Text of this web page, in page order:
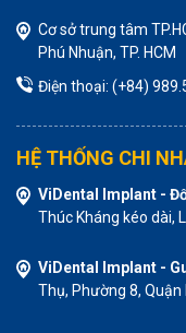
Cơ sở trung tâm
Phú Nhuận, TP. HCM
Điện thoại: (+84)
HỆ THỐNG CHI
ViDental Implant -
Thúc Kháng kéo dài,
ViDental Implant -
Thụ, Phường 8, Quận